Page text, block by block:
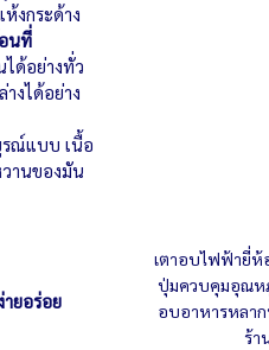
เตาอบไฟฟ้ายี่ห้
ปุ่มควบคุมอุณหภู
อบอาหารหลา
ร้า
งกระด้าง
นที่
ได้อย่างทั่ว
งได้อย่าง
ณ์แบบ เนื้อ
านของมัน
ยอร่อย